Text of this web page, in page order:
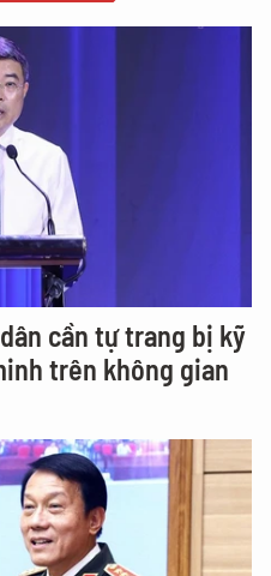
cần tự trang bị kỹ
trên không gian